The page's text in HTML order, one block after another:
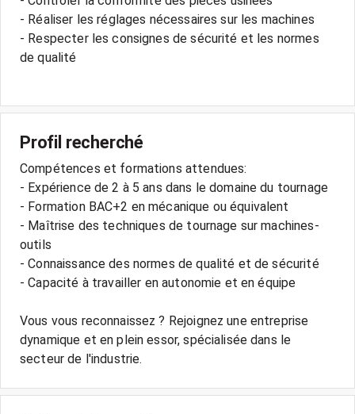
- Réaliser les réglages nécessaires sur les machines
- Respecter les consignes de sécurité et les normes
de qualité
Profil recherché
Compétences et formations attendues:
- Expérience de 2 à 5 ans dans le domaine du tournage
- Formation BAC+2 en mécanique ou équivalent
- Maîtrise des techniques de tournage sur machines-
outils
- Connaissance des normes de qualité et de sécurité
- Capacité à travailler en autonomie et en équipe
Vous vous reconnaissez ? Rejoignez une entreprise
dynamique et en plein essor, spécialisée dans le